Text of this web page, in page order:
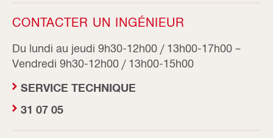
CONTACTER UN INGÉNIEUR
Du lundi au jeudi 9h30-12h00 / 13h00-17h00 –
Vendredi 9h30-12h00 / 13h00-15h00
SERVICE TECHNIQUE
31 07 05